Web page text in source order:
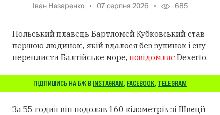
Іван Назаренко 07 серпня 2026 685
Польський плавець Бартломей Кубковський став
першою людиною, якій вдалося без зупинок і сну
переплисти Балтійське море, повідомляєDexerto.
ПІДПИШИСЬ НА БЖ В INSTAGRAM, FACEBOOK, TELEGRAM
За 55 годин він подолав 160 кілометрів зі Швеції